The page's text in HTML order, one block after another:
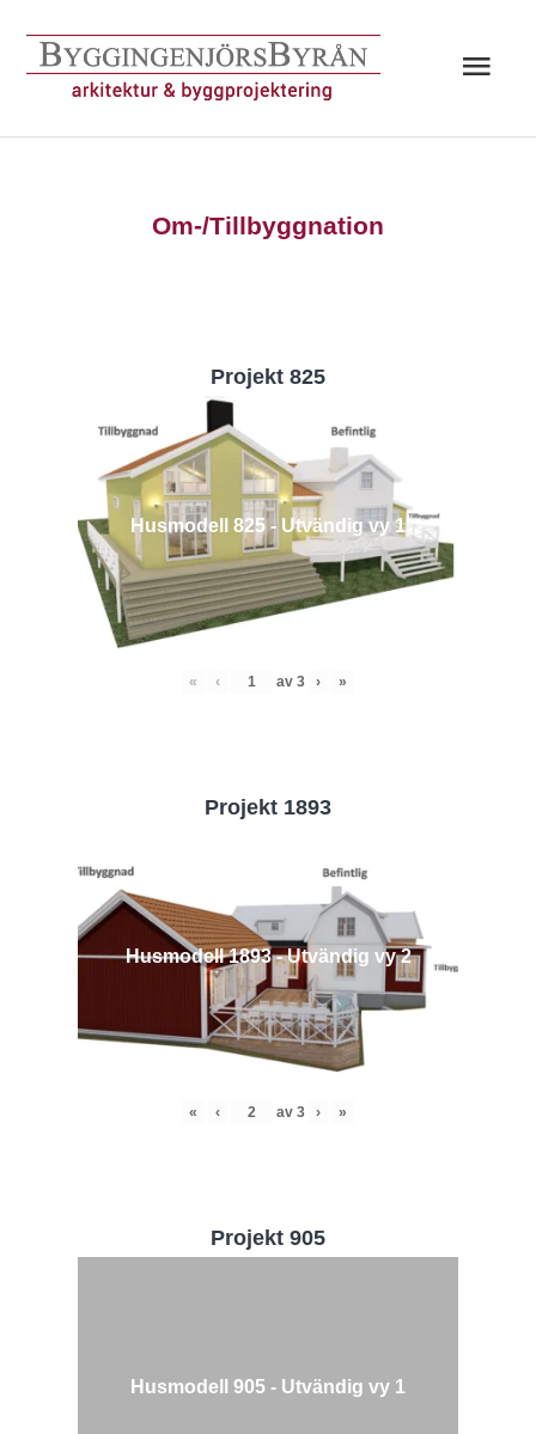
innehåll
Om-/Tillbyggnation
Projekt 825
Husmodell 825 - Utvändig vy 1
« ‹ av 3 › »
Projekt 1893
Husmodell 1893 - Utvändig vy 2
« ‹ av 3 › »
Projekt 905
Husmodell 905 - Utvändig vy 1